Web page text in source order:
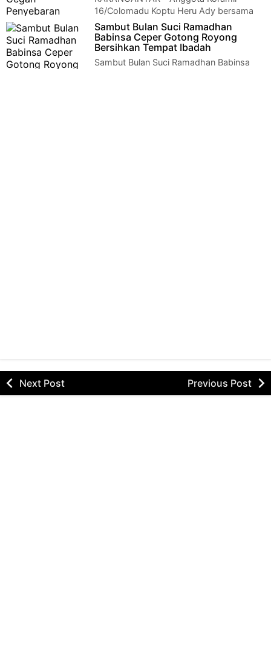
16/Colomadu Koptu Heru Ady bersama
Satpol PP Colomadu melaksanakan patroli pendisiplinan p…
Sambut Bulan Suci Ramadhan
Babinsa Ceper Gotong Royong
Bersihkan Tempat Ibadah
Sambut Bulan Suci Ramadhan Babinsa
Next Post Previous Post